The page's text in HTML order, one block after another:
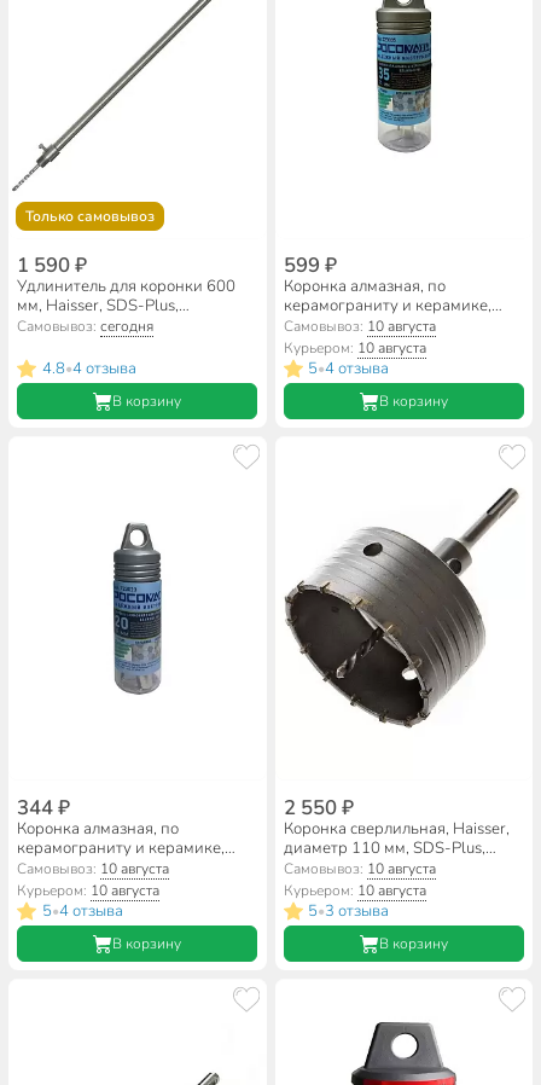
Только самовывоз
1 590 ₽
Удлинитель для коронки 600
мм, Haisser, SDS-Plus,
HS108060
Самовывоз:сегодня
4.8•4 отзыва
В корзину
599 ₽
Коронка алмазная, по
керамограниту и керамике,
Росомаха, диаметр 35 мм,
цилиндрический хвостовик, с
центрирующим сверлом,
723035
Самовывоз: 10 августа
Курьером: 10 августа
5•4 отзыва
В корзину
344 ₽
Коронка алмазная, по
керамограниту и керамике,
Росомаха, диаметр 20 мм,
цилиндрический хвостовик, с
центрирующим сверлом,
723020
Самовывоз: 10 августа
Курьером: 10 августа
5•4 отзыва
В корзину
2 550 ₽
Коронка сверлильная, Haisser,
диаметр 110 мм, SDS-Plus,
HS104060
Самовывоз: 10 августа
Курьером: 10 августа
5•3 отзыва
В корзину